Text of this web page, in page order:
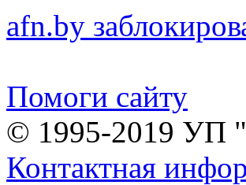
afn.by
Помоги сайту
© 1995-2019 УП
Контактная